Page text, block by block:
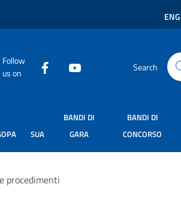
ENG
Follow
us on
Search
SUA
BANDI DI
GARA
BANDI DI
CONCORSO
procedimenti